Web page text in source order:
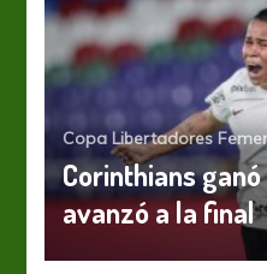
Copa Libertadores
Corinthians
avanzó a la final
Fútbol Femenino Primera
S.A.T. y